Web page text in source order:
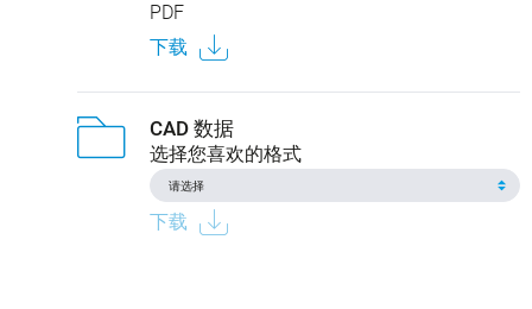
PDF
下载
CAD 数据
选择您喜欢的格式
下载